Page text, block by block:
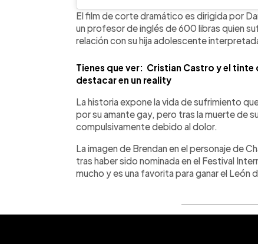
El film de corte dramático es dirigida por
un profesor de inglés de 600 libras quien
relación con su hija adolescente
Tienes que ver: Cristian Castro y el
destacar en un reality
La historia expone la vida de sufrimiento
por su amante gay, pero tras la muerte de
compulsivamente debido al dolor.
La imagen de Brendan en el personaje de
tras haber sido nominada en el Festival
mucho y es una favorita para ganar el León